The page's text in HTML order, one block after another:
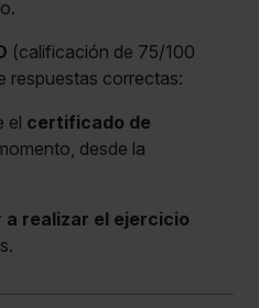
(calificación de 75/100
respuestas correctas:
el certificado de
desde la
a realizar el ejercicio